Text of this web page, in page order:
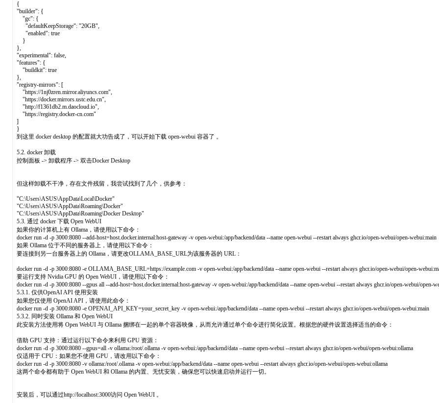
{
"builder": {
"gc": {
"defaultKeepStorage": "20GB",
"enabled": true
}
},
"experimental": false,
"features": {
"buildkit": true
},
"registry-mirrors": [
"https://1nj0zren.mirror.aliyuncs.com",
"https://docker.mirrors.ustc.edu.cn",
"http://f1361db2.m.daocloud.io",
"https://registry.docker-cn.com"
]
}
到这里 docker desktop 的配置就大功告成了，可以开始下载 open-webui 容器了 。
5.2. docker 卸载
控制面板 -> 卸载程序 -> 双击Docker Desktop
但这样卸载不干净，存在文件残留，我尝试找到了几个，供参考：
"C:\Users\ASUS\AppData\Local\Docker"
"C:\Users\ASUS\AppData\Roaming\Docker"
"C:\Users\ASUS\AppData\Roaming\Docker Desktop"
5.3. 通过 docker 下载 Open WebUI
如果你的计算机上有 Ollama，请使用以下命令：
docker run -d -p 3000:8080 --add-host=host.docker.internal:host-gateway -v open-webui:/app/backend/data --name open-webui --restart always ghcr.io/open-webui/open-webui:main
如果 Ollama 位于不同的服务器上，请使用以下命令：
要连接到另一台服务器上的 Ollama，请更改OLLAMA_BASE_URL为该服务器的 URL：
docker run -d -p 3000:8080 -e OLLAMA_BASE_URL=https://example.com -v open-webui:/app/backend/data --name open-webui --restart always ghcr.io/open-webui/open-
要运行支持 Nvidia GPU 的 Open WebUI，请使用以下命令：
docker run -d -p 3000:8080 --gpus all --add-host=host.docker.internal:host-gateway -v open-webui:/app/backend/data --name open-webui --restart always ghcr.io/open-webui/open-
5.3.1. 仅供OpenAI API 使用安装
如果您仅使用 OpenAI API，请使用此命令：
docker run -d -p 3000:8080 -e OPENAI_API_KEY=your_secret_key -v open-webui:/app/backend/data --name open-webui --restart always ghcr.io/open-webui/open-webui:main
5.3.2. 同时安装 Ollama 和 Open WebUI
此安装方法使用将 Open WebUI 与 Ollama 捆绑在一起的单个容器映像，从而允许通过单个命令进行简化设置。根据您的硬件设置选择适当的命令：
借助 GPU 支持：通过运行以下命令来利用 GPU 资源：
docker run -d -p 3000:8080 --gpus=all -v ollama:/root/.ollama -v open-webui:/app/backend/data --name open-webui --restart always ghcr.io/open-webui/open-webui:ollama
仅适用于 CPU：如果您不使用 GPU，请改用以下命令：
docker run -d -p 3000:8080 -v ollama:/root/.ollama -v open-webui:/app/backend/data --name open-webui --restart always ghcr.io/open-webui/open-webui:ollama
这两个命令都有助于 Open WebUI 和 Ollama 的内置、无忧安装，确保您可以快速启动并运行一切。
安装后，可以通过http://localhost:3000访问 Open WebUI 。